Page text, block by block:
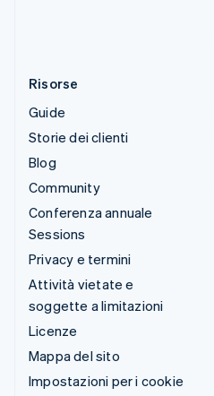
Risorse
Guide
Storie dei clienti
Blog
Community
Conferenza annuale
Sessions
Privacy e termini
Attività vietate e
soggette a limitazioni
Licenze
Mappa del sito
Impostazioni per i cookie